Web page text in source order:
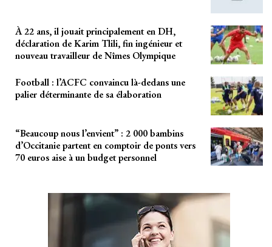
À 22 ans, il jouait principalement en DH,
déclaration de Karim Tlili, fin ingénieur et
nouveau travailleur de Nîmes Olympique
Football : l’ACFC convaincu là-dedans une
palier déterminante de sa élaboration
“Beaucoup nous l’envient” : 2 000 bambins
d’Occitanie partent en comptoir de ponts vers
70 euros aise à un budget personnel